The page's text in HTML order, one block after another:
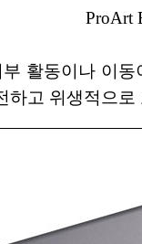
ProArt
활동이나 이
고 위생적으